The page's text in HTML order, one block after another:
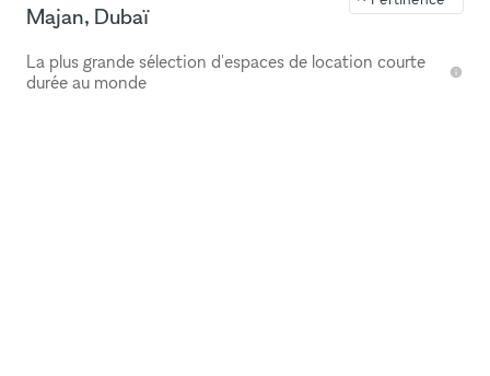
Majan, Dubaï
La plus grande sélection d'espaces de location courte
durée au monde